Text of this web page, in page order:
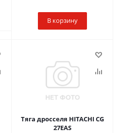
В корзину
Тяга дросселя HITACHI CG
27EAS